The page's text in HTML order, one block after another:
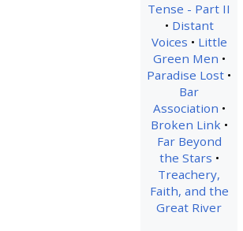
Tense - Part II
Distant
Voices
Little
Green Men
Paradise Lost
Bar
Association
Broken Link
Far Beyond
the Stars
Treachery,
Faith, and the
Great River